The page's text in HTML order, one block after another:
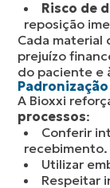
Risco de
reposição
Cada material
prejuízo
do paciente e
A Bioxxi
processos:
Conferir
recebimento.
Utilizar
Respeitar